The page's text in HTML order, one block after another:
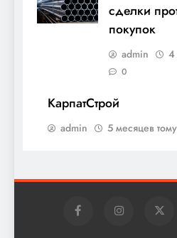
сделки
покупок
admin 4
0
КарпатСтрой
admin 5 месяцев